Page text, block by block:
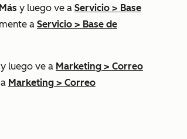
Más y luego ve a Servicio > Base
a Servicio > Base de
y luego ve a Marketing > Correo
Marketing > Correo